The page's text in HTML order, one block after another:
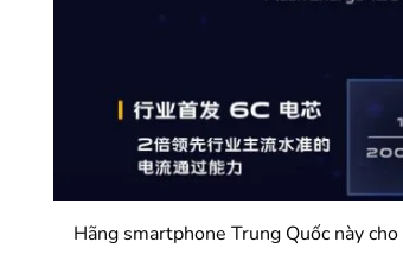
Hãng smartphone Trung Quốc này